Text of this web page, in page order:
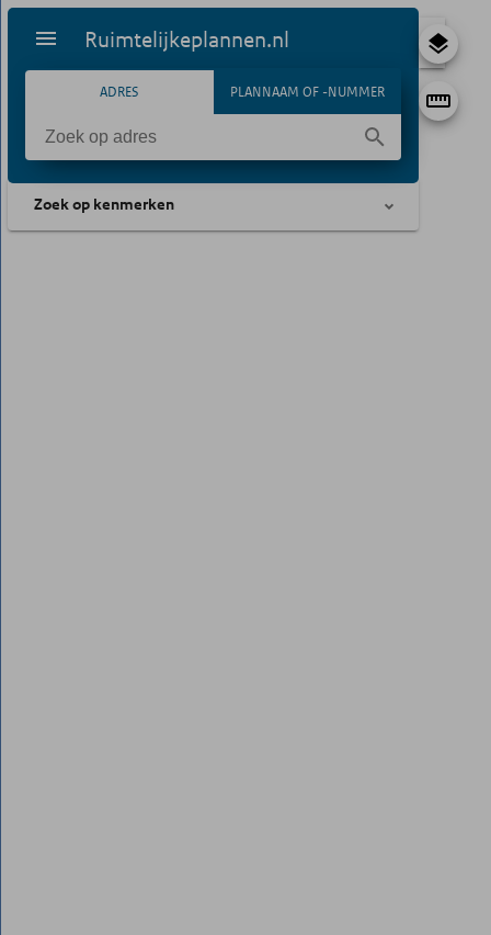
Ruimtelijkeplannen.nl
ADRES PLANNAAM OF -NUMMER
Zoek op kenmerken